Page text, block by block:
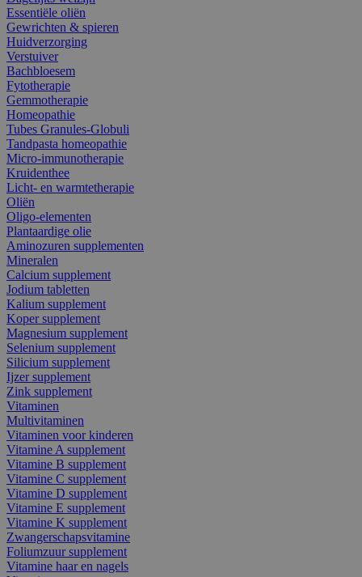
Essentiële oliën
Gewrichten & spieren
Huidverzorging
Verstuiver
Bachbloesem
Fytotherapie
Gemmotherapie
Homeopathie
Tubes Granules-Globuli
Tandpasta homeopathie
Micro-immunotherapie
Kruidenthee
Licht- en warmtetherapie
Oliën
Oligo-elementen
Plantaardige olie
Aminozuren supplementen
Mineralen
Calcium supplement
Jodium tabletten
Kalium supplement
Koper supplement
Magnesium supplement
Selenium supplement
Silicium supplement
Ijzer supplement
Zink supplement
Vitaminen
Multivitaminen
Vitaminen voor kinderen
Vitamine A supplement
Vitamine B supplement
Vitamine C supplement
Vitamine D supplement
Vitamine E supplement
Vitamine K supplement
Zwangerschapsvitamine
Foliumzuur supplement
Vitamine haar en nagels